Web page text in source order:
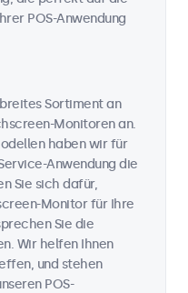
POS-Anwendung
Sortiment an
Monitoren an.
haben wir für
Anwendung die
Sie sich dafür,
Monitor für Ihre
Sie die
Wir helfen Ihnen
und stehen
POS-